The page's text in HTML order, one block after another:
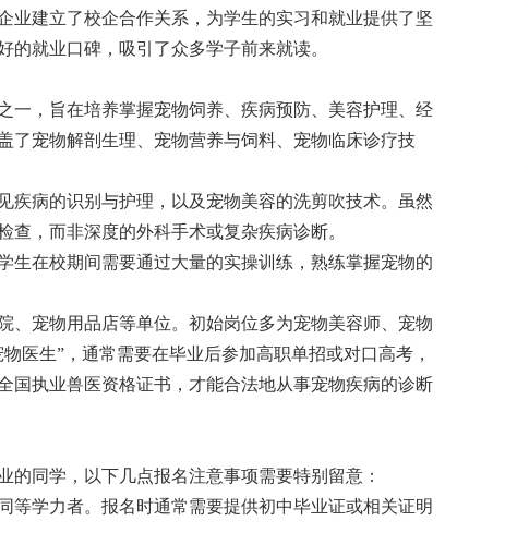
业建立了校企合作关系，为学生的实习和就业提供了坚
就业口碑，吸引了众多学子前来就读。
一，旨在培养掌握宠物饲养、疾病预防、美容护理、经
了宠物解剖生理、宠物营养与饲料、宠物临床诊疗技
疾病的识别与护理，以及宠物美容的洗剪吹技术。虽然
，而非深度的外科手术或复杂疾病诊断。
生在校期间需要通过大量的实操训练，熟练掌握宠物的
、宠物用品店等单位。初始岗位多为宠物美容师、宠物
医生”，通常需要在毕业后参加高职单招或对口高考，
国执业兽医资格证书，才能合法地从事宠物疾病的诊断
同学，以下几点报名注意事项需要特别留意：
等学力者。报名时通常需要提供初中毕业证或相关证明